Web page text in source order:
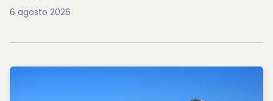
6 agosto 2026